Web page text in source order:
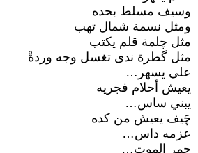
وسيف مسلط بحده
ومثل نسمة شمال تهب
مثل چلمة قلم يكتب
مثل گطرة ندى تغسل وجه وردةْ
علي يسهر…
يعيش أحلام فجريه
يبني ساس…
چَيف يعيش من كده
عزمه داس…
جمر الموت…